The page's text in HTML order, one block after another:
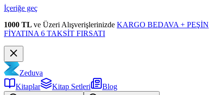
İçeriğe geç
1000 TL ve Üzeri Alışverişlerinizde KARGO BEDAVA + PEŞİN
FİYATINA 6 TAKSİT FIRSATI
Zeduva
Kitaplar
Kitap Setleri Blog